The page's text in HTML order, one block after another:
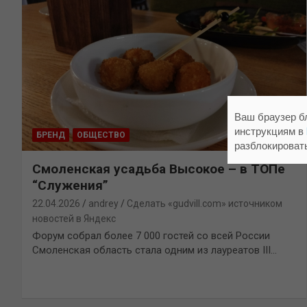
БРЕНД ОБЩЕСТВО
Смоленская усадьба Высокое – в ТОПе
“Служения”
22.04.2026 andrey
Сделать «gudvill.com» источником
новостей в Яндекс
Форум собрал более 7 000 гостей со всей России
Смоленская область стала одним из лауреатов III…
Ваш браузер
инструкциям в